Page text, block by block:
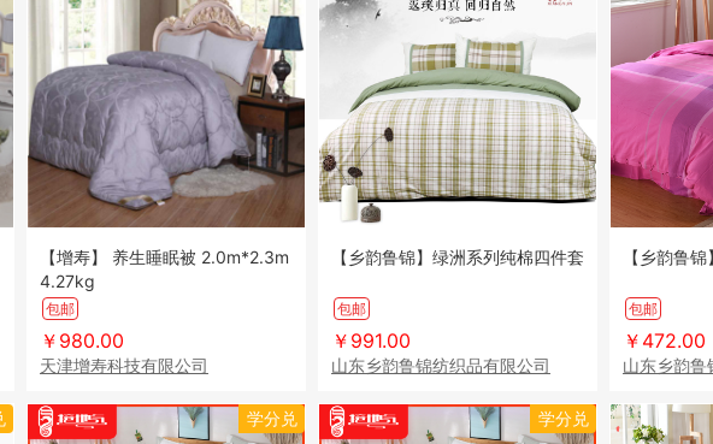
【增寿】 养生睡眠被 2.0m*2.3m
4.27kg
包邮
￥980.00
天津增寿科技有限公司
【乡韵鲁锦】绿洲系列纯棉四件套
包邮
￥991.00
山东乡韵鲁锦纺织品有限公司
【乡韵鲁
包邮
￥472.00
山东乡韵鲁
学分兑 学分兑